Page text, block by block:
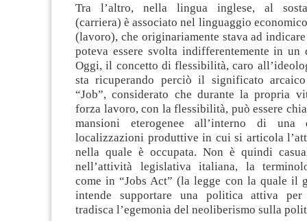
Tra l’altro, nella lingua inglese, al
(carriera) è associato nel linguaggio
(lavoro), che originariamente stava ad
poteva essere svolta indifferentemente in un
Oggi, il concetto di flessibilità, caro
sta ricuperando perciò il significato
“Job”, considerato che durante la propria
forza lavoro, con la flessibilità, può essere
mansioni eterogenee all’interno di una
localizzazioni produttive in cui si articola
nella quale è occupata. Non è quindi
nell’attività legislativa italiana, la
come in “Jobs Act” (la legge con la quale il
intende supportare una politica attiva per
tradisca l’egemonia del neoliberismo sulla